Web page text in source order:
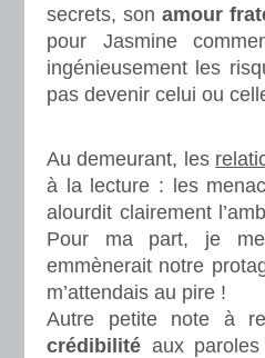
secrets, son amour
pour Jasmine
ingénieusement les
pas devenir celui ou
Au demeurant, les
à la lecture : les
alourdit clairement
Pour ma part, je me
emmènerait notre
m’attendais au pire !
Autre petite note à
crédibilité aux